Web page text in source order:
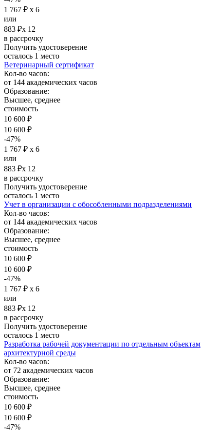
1 767 ₽ х 6
или
883 ₽х 12
в рассрочку
Получить удостоверение
осталось 1 место
Ветеринарный сертификат
Кол-во часов:
от 144 академических часов
Образование:
Высшее, среднее
стоимость
10 600 ₽
10 600 ₽
-47%
1 767 ₽ х 6
или
883 ₽х 12
в рассрочку
Получить удостоверение
осталось 1 место
Учет в организации с обособленными подразделениями
Кол-во часов:
от 144 академических часов
Образование:
Высшее, среднее
стоимость
10 600 ₽
10 600 ₽
-47%
1 767 ₽ х 6
или
883 ₽х 12
в рассрочку
Получить удостоверение
осталось 1 место
Разработка рабочей документации по отдельным объектам
архитектурной среды
Кол-во часов:
от 72 академических часов
Образование:
Высшее, среднее
стоимость
10 600 ₽
10 600 ₽
-47%